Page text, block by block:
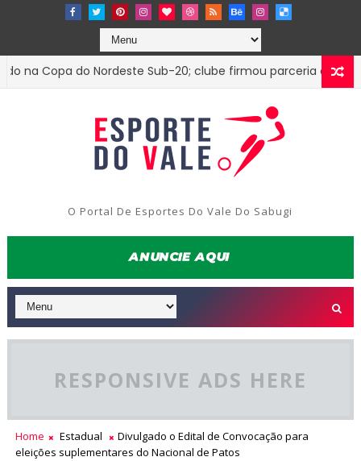
do Nordeste Sub-20; clube firmou parceria com o Treze
O Portal De Esportes Do Vale Do Sabugi
RESPONSIVE ADS HERE
Home Estadual
Divulgado o Edital de Convocação para
eleições suplementares do Nacional de Patos